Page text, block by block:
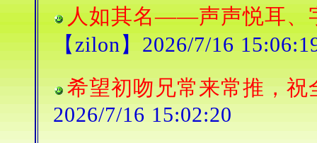
人如其名——声声悦耳、
【zilon】2026/7/16
希望初吻兄常来常推，
2026/7/16 15:02:20